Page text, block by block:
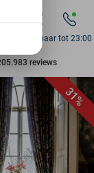
reviews
Bereikbaar tot 23:00
31%